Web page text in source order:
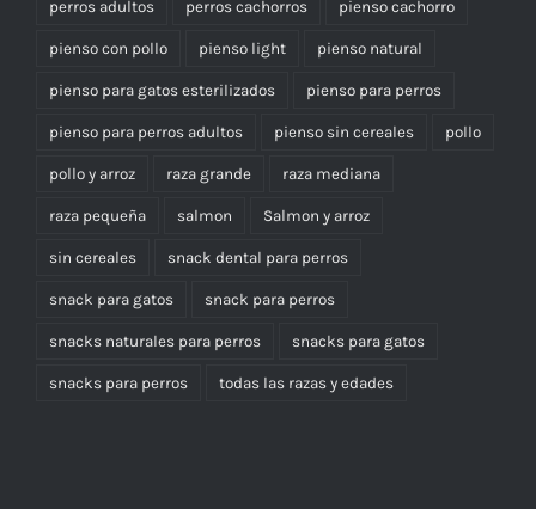
perros adultos perros cachorros pienso cachorro
pienso con pollo pienso light pienso natural
pienso para gatos esterilizados pienso para perros
pienso para perros adultos pienso sin cereales pollo
pollo y arroz raza grande raza mediana
raza pequeña salmon Salmon y arroz
sin cereales snack dental para perros
snack para gatos snack para perros
snacks naturales para perros snacks para gatos
snacks para perros todas las razas y edades